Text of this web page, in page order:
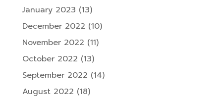
January 2023 (13)
December 2022 (10)
November 2022 (11)
October 2022 (13)
September 2022 (14)
August 2022 (18)